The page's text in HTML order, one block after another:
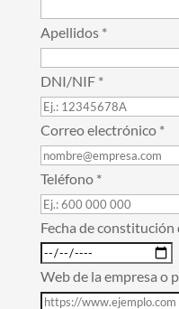
Apellidos *
DNI/NIF *
Correo electrónico *
Teléfono *
Fecha de constitución
Web de la empresa o